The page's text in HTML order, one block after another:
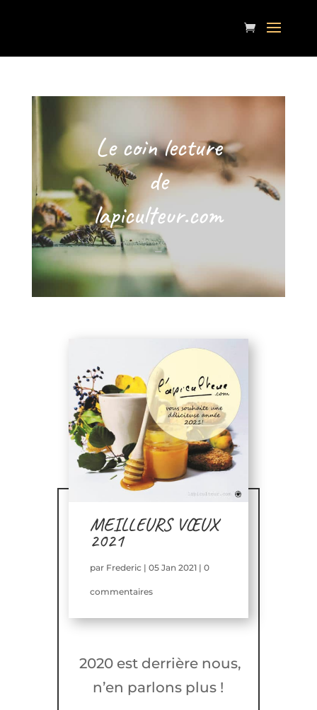
Le coin lecture
de
lapiculteur.com
–
MEILLEURS VŒUX
2021
par Frederic| 05 Jan 2021| 0
commentaires
2020 est derrière nous,
n’en parlons plus !